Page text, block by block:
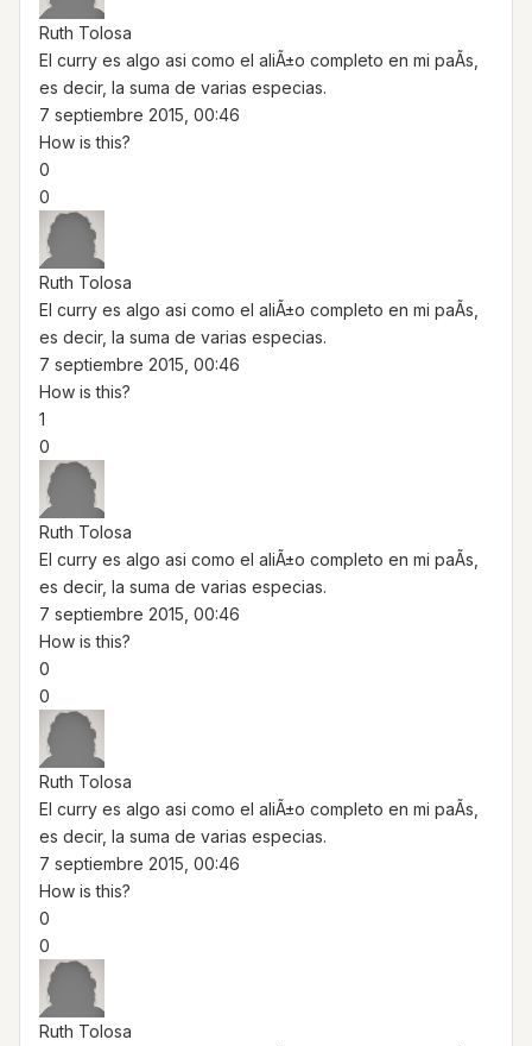
Ruth Tolosa
El curry es algo asi como el aliÃ±o completo en mi paÃ­s,
es decir, la suma de varias especias.
7 septiembre 2015, 00:46
How is this?
0
0
Ruth Tolosa
El curry es algo asi como el aliÃ±o completo en mi paÃ­s,
es decir, la suma de varias especias.
7 septiembre 2015, 00:46
How is this?
1
0
Ruth Tolosa
El curry es algo asi como el aliÃ±o completo en mi paÃ­s,
es decir, la suma de varias especias.
7 septiembre 2015, 00:46
How is this?
0
0
Ruth Tolosa
El curry es algo asi como el aliÃ±o completo en mi paÃ­s,
es decir, la suma de varias especias.
7 septiembre 2015, 00:46
How is this?
0
0
Ruth Tolosa